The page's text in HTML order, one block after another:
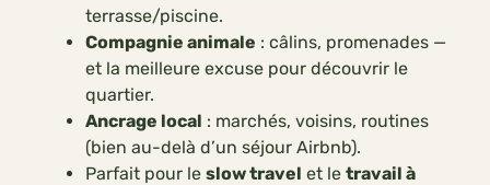
terrasse/piscine.
Compagnie animale : câlins, promenades —
et la meilleure excuse pour découvrir le
quartier.
Ancrage local : marchés, voisins, routines
(bien au-delà d’un séjour Airbnb).
Parfait pour le slow travel et le travail à